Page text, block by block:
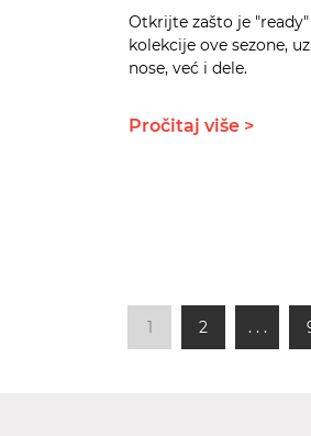
Otkrijte zašto je
kolekcije ove sezone,
nose, već i dele.
Pročitaj više >
1 2 . . .